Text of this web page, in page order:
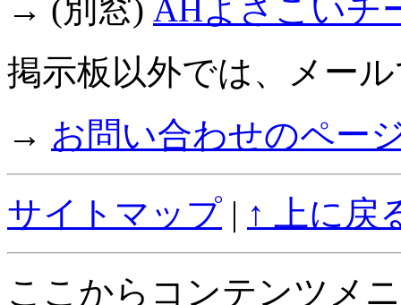
→ (別窓) AHよさこいチ
掲示板以外では、メー
→ お問い合わせのペー
サイトマップ | ↑ 上に戻
ここからコンテンツメ